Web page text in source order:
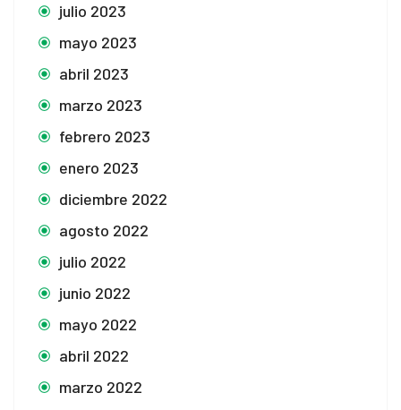
julio 2023
mayo 2023
abril 2023
marzo 2023
febrero 2023
enero 2023
diciembre 2022
agosto 2022
julio 2022
junio 2022
mayo 2022
abril 2022
marzo 2022